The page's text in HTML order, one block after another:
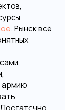
. Рынок всё
армию